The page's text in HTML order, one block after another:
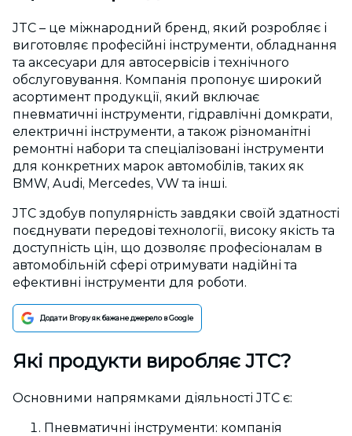
JTC – це міжнародний бренд, який розробляє і
виготовляє професійні інструменти, обладнання
та аксесуари для автосервісів і технічного
обслуговування. Компанія пропонує широкий
асортимент продукції, який включає
пневматичні інструменти, гідравлічні домкрати,
електричні інструменти, а також різноманітні
ремонтні набори та спеціалізовані інструменти
для конкретних марок автомобілів, таких як
BMW, Audi, Mercedes, VW та інші.
JTC здобув популярність завдяки своїй здатності
поєднувати передові технології, високу якість та
доступність цін, що дозволяє професіоналам в
автомобільній сфері отримувати надійні та
ефективні інструменти для роботи.
Додати Вгору як бажане джерело в Google
Які продукти виробляє JTC?
Основними напрямками діяльності JTC є:
Пневматичні інструменти: компанія